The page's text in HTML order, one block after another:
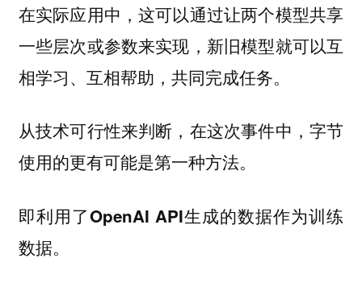
在实际应用中，这可以通过让两个模型共享
一些层次或参数来实现，新旧模型就可以互
相学习、互相帮助，共同完成任务。
从技术可行性来判断，在这次事件中，字节
使用的更有可能是第一种方法。
即利用了OpenAI API生成的数据作为训练
数据。